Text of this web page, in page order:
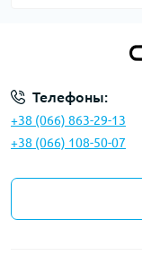
Телефоны:
+38 (066) 863-29-13
+38 (066) 108-50-07